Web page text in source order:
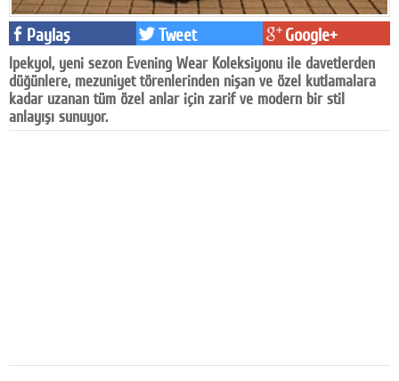
Yazarlar
Künye
SOSYAL MEDYA
Facebook
Paylaş Tweet Google+
Ipekyol, yeni sezon Evening Wear Koleksiyonu ile davetlerden
düğünlere, mezuniyet törenlerinden nişan ve özel kutlamalara
kadar uzanan tüm özel anlar için zarif ve modern bir stil
anlayışı sunuyor.